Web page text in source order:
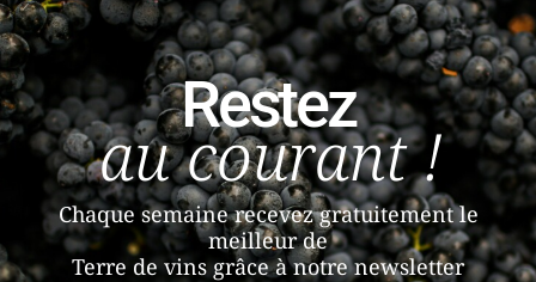
Restez
au courant !
Chaque semaine recevez gratuitement le
meilleur de
Terre de vins grâce à notre newsletter